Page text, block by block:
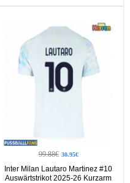
99.88€ 30.95€
Inter Milan Lautaro Martinez #10
Auswärtstrikot 2025-26 Kurzarm